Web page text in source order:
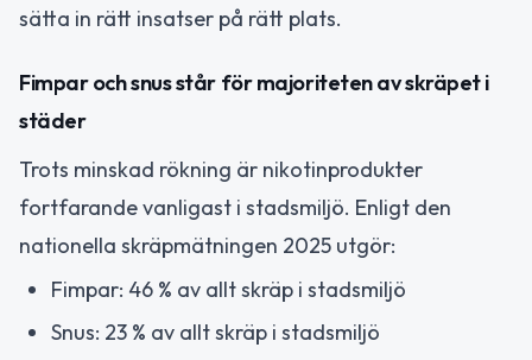
sätta in rätt insatser på rätt plats.
Fimpar och snus står för majoriteten av skräpet i
städer
Trots minskad rökning är nikotinprodukter
fortfarande vanligast i stadsmiljö. Enligt den
nationella skräpmätningen 2025 utgör:
Fimpar: 46 % av allt skräp i stadsmiljö
Snus: 23 % av allt skräp i stadsmiljö